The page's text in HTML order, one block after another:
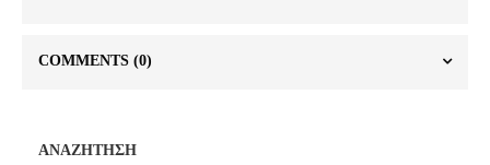
COMMENTS (0)
ΑΝΑΖΗΤΗΣΗ